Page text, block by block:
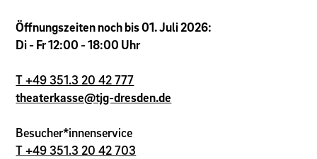
Öffnungszeiten noch bis 01. Juli 2026:
Di - Fr 12:00 - 18:00 Uhr
T +49 351.3 20 42 777
theaterkasse@tjg-dresden.de
Besucher*innenservice
T +49 351.3 20 42 703